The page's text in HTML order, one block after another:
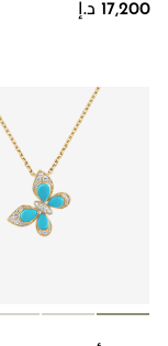
17,200 د.إ